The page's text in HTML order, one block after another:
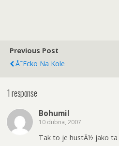
Previous Post
Å˜ecko Na Kole
1 response
Bohumil
10 dubna, 2007
Tak to je hustÃ½ jako